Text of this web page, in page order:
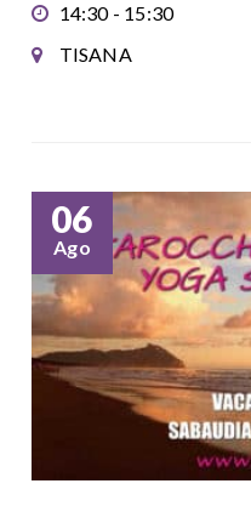
14:30 - 15:30
TISANA
06
Ago